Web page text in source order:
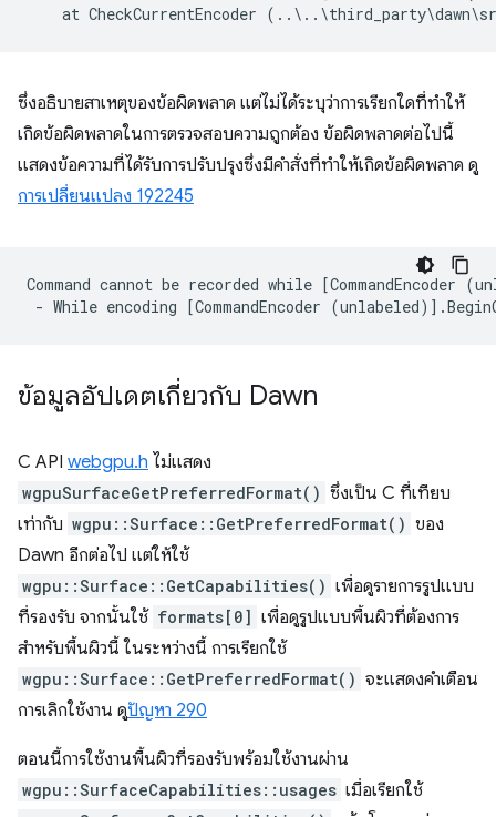
ซึ่งอธิบายสาเหตุของข้อผิดพลาด แต่ไม่ได้ระบุว่าการเรียกใดที่ทำให้
เกิดข้อผิดพลาดในการตรวจสอบความถูกต้อง ข้อผิดพลาดต่อไปนี้
แสดงข้อความที่ได้รับการปรับปรุงซึ่งมีคำสั่งที่ทำให้เกิดข้อผิดพลาด ดู
การเปลี่ยนแปลง 192245
Command cannot be recorded while
ข้อมูลอัปเดตเกี่ยวกับ Dawn
C API webgpu.h ไม่แสดง
wgpuSurfaceGetPreferredFormat() ซึ่งเป็น C ที่เทียบ
เท่ากับ wgpu::Surface::GetPreferredFormat() ของ
Dawn อีกต่อไป แต่ให้ใช้
wgpu::Surface::GetCapabilities() เพื่อดูรายการรูปแบบ
ที่รองรับ จากนั้นใช้ formats[0] เพื่อดูรูปแบบพื้นผิวที่ต้องการ
สำหรับพื้นผิวนี้ ในระหว่างนี้ การเรียกใช้
wgpu::Surface::GetPreferredFormat() จะแสดงคำเตือน
การเลิกใช้งาน ดูปัญหา 290
ตอนนี้การใช้งานพื้นผิวที่รองรับพร้อมใช้งานผ่าน
wgpu::SurfaceCapabilities::usages เมื่อเรียกใช้